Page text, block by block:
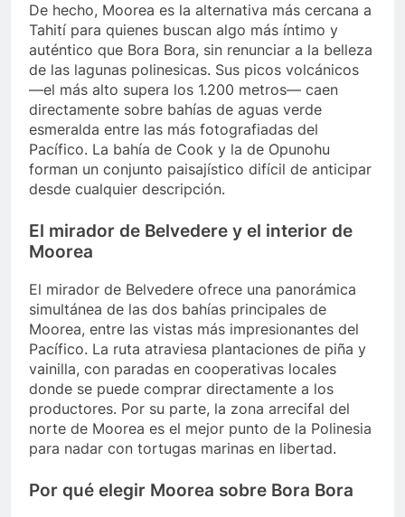
De hecho, Moorea es la alternativa más cercana a
Tahití para quienes buscan algo más íntimo y
auténtico que Bora Bora, sin renunciar a la belleza
de las lagunas polinesicas. Sus picos volcánicos
—el más alto supera los 1.200 metros— caen
directamente sobre bahías de aguas verde
esmeralda entre las más fotografiadas del
Pacífico. La bahía de Cook y la de Opunohu
forman un conjunto paisajístico difícil de anticipar
desde cualquier descripción.
El mirador de Belvedere y el interior de
Moorea
El mirador de Belvedere ofrece una panorámica
simultánea de las dos bahías principales de
Moorea, entre las vistas más impresionantes del
Pacífico. La ruta atraviesa plantaciones de piña y
vainilla, con paradas en cooperativas locales
donde se puede comprar directamente a los
productores. Por su parte, la zona arrecifal del
norte de Moorea es el mejor punto de la Polinesia
para nadar con tortugas marinas en libertad.
Por qué elegir Moorea sobre Bora Bora